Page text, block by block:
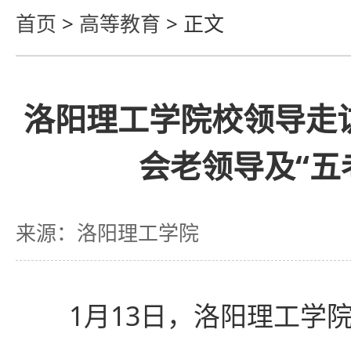
首页 > 高等教育 > 正文
洛阳理工学院校领导走
会老领导及“五
来源：洛阳理工学院
1月13日，洛阳理工学